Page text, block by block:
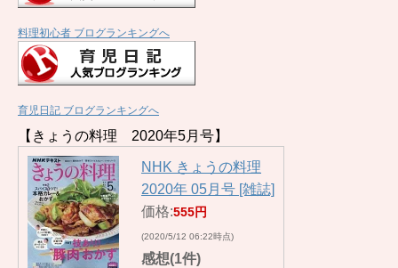
料理初心者 ブログランキングへ
育児日記 ブログランキングへ
【きょうの料理 2020年5月号】
NHK きょうの料理
2020年 05月号 [雑誌]
価格:555円
(2020/5/12 06:22時点)
感想(1件)